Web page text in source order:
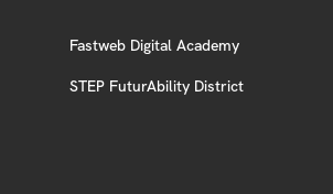
Fastweb Digital Academy
STEP FuturAbility District